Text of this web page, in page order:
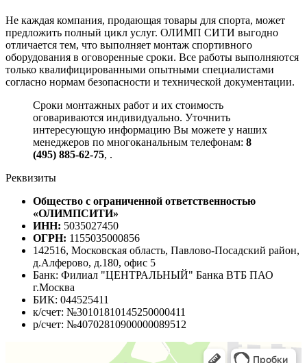
Не каждая компания, продающая товары для спорта, может
предложить полный цикл услуг. ОЛИМП СИТИ выгодно
отличается тем, что выполняет монтаж спортивного
оборудования в оговоренные сроки. Все работы выполняются
только квалифицированными опытными специалистами
согласно нормам безопасности и технической документации.
Сроки монтажных работ и их стоимость
оговариваются индивидуально. Уточнить
интересующую информацию Вы можете у наших
менеджеров по многоканальным телефонам: 8
(495) 885-62-75, .
Реквизиты
Общество с ограниченной ответственностью
«ОЛИМПСИТИ»
ИНН: 5035027450
ОГРН: 1155035000856
142516, Московская область, Павлово-Посадский район,
д.Алферово, д.180, офис 5
Банк: Филиал "ЦЕНТРАЛЬНЫЙ" Банка ВТБ ПАО
г.Москва
БИК: 044525411
к/счет: №30101810145250000411
р/счет: №40702810900000089512